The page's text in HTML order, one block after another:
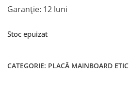
Garanție: 12 luni
Stoc epuizat
CATEGORIE: PLACĂ MAINBOARD